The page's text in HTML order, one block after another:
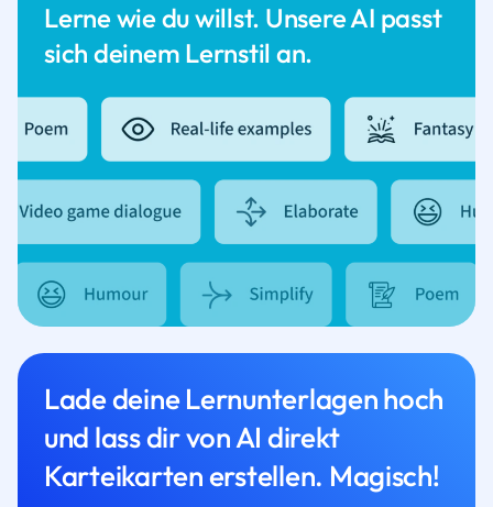
Lerne wie du willst. Unsere AI passt
sich deinem Lernstil an.
Lade deine Lernunterlagen hoch
und lass dir von AI direkt
Karteikarten erstellen. Magisch!